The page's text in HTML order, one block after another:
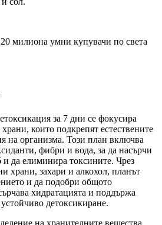
милиона умни купувачи по света
за 7 дни се фокусира
които подкрепят естествените
на организма. Този план включва
фибри и вода, за да насърчи
и да елиминира токсините. Чрез
храни, захари и алкохол, планът
и да подобри общото
хидратацията и поддържа
детоксикиране.
на хранителните вещества